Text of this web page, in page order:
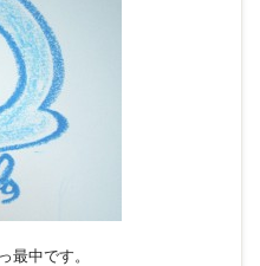
最中です。